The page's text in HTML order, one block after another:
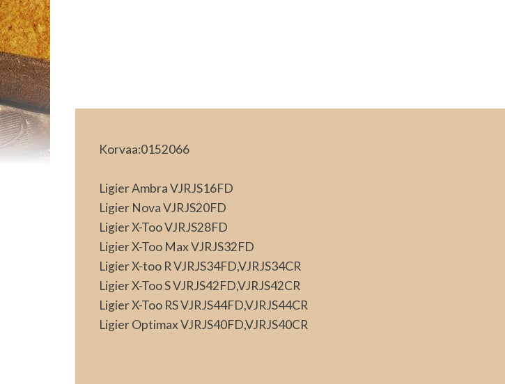
Korvaa:0152066
Ligier Ambra VJRJS16FD
Ligier Nova VJRJS20FD
Ligier X-Too VJRJS28FD
Ligier X-Too Max VJRJS32FD
Ligier X-too R VJRJS34FD,VJRJS34CR
Ligier X-Too S VJRJS42FD,VJRJS42CR
Ligier X-Too RS VJRJS44FD,VJRJS44CR
Ligier Optimax VJRJS40FD,VJRJS40CR